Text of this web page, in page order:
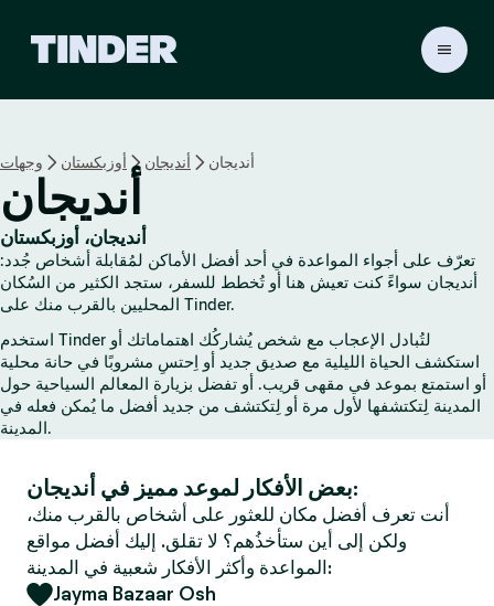
ة
ئ
ي
س
ة
ل
ـ
T
d
e
r
وجهات أوزبكستان أنديجان أنديجان
أنديجان
أنديجان، أوزبكستان
تعرّف على أجواء المواعدة في أحد أفضل الأماكن لمُقابلة أشخاص جُدد:
أنديجان سواءً كنت تعيش هنا أو تُخطط للسفر، ستجد الكثير من السُكان
المحليين بالقرب منك على Tinder.
استخدم Tinder لتُبادل الإعجاب مع شخص يُشاركُك اهتماماتك أو
استكشف الحياة الليلية مع صديق جديد أو اِحتسِ مشروبًا في حانة محلية
أو استمتع بموعد في مقهى قريب. أو تفضل بزيارة المعالم السياحية حول
المدينة لِتكتشفها لأول مرة أو لِتكتشف من جديد أفضل ما يُمكن فعله في
المدينة.
بعض الأفكار لموعد مميز في أنديجان:
أنت تعرف أفضل مكان للعثور على أشخاص بالقرب منك،
ولكن إلى أين ستأخذُهم؟ لا تقلق. إليك أفضل مواقع
المواعدة وأكثر الأفكار شعبية في المدينة:
Jayma Bazaar Osh